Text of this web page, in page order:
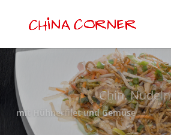
Chin. Nudeln
mit Hühnerfilet und Gemüse